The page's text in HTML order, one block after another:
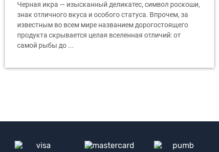
Черная икра — изысканный деликатес, символ роскоши,
знак отличного вкуса и особого статуса. Впрочем, за
известным во всем мире названием дорогостоящего
продукта скрывается целая вселенная отличий: от
самой рыбы до ...